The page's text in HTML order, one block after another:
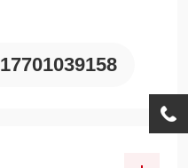
17701039158